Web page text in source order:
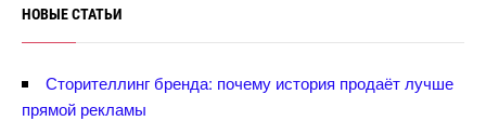
НОВЫЕ СТАТЬИ
Сторителлинг бренда: почему история продаёт лучше
прямой рекламы